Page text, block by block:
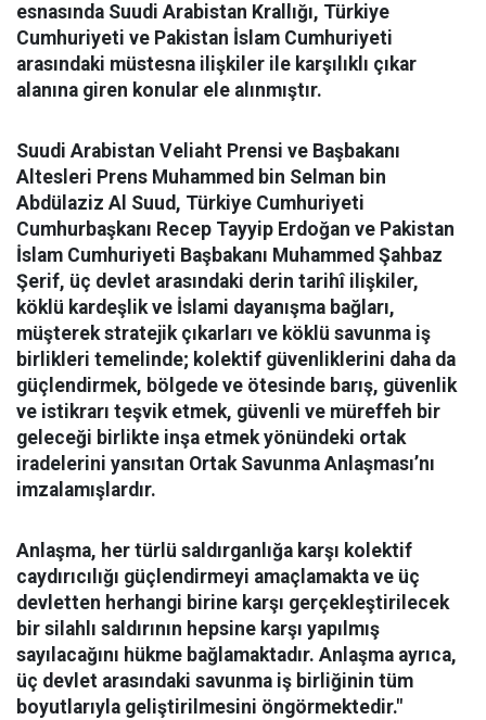
esnasında Suudi Arabistan Krallığı, Türkiye
Cumhuriyeti ve Pakistan İslam Cumhuriyeti
arasındaki müstesna ilişkiler ile karşılıklı çıkar
alanına giren konular ele alınmıştır.
Suudi Arabistan Veliaht Prensi ve Başbakanı
Altesleri Prens Muhammed bin Selman bin
Abdülaziz Al Suud, Türkiye Cumhuriyeti
Cumhurbaşkanı Recep Tayyip Erdoğan ve Pakistan
İslam Cumhuriyeti Başbakanı Muhammed Şahbaz
Şerif, üç devlet arasındaki derin tarihî ilişkiler,
köklü kardeşlik ve İslami dayanışma bağları,
müşterek stratejik çıkarları ve köklü savunma iş
birlikleri temelinde; kolektif güvenliklerini daha da
güçlendirmek, bölgede ve ötesinde barış, güvenlik
ve istikrarı teşvik etmek, güvenli ve müreffeh bir
geleceği birlikte inşa etmek yönündeki ortak
iradelerini yansıtan Ortak Savunma Anlaşması’nı
imzalamışlardır.
Anlaşma, her türlü saldırganlığa karşı kolektif
caydırıcılığı güçlendirmeyi amaçlamakta ve üç
devletten herhangi birine karşı gerçekleştirilecek
bir silahlı saldırının hepsine karşı yapılmış
sayılacağını hükme bağlamaktadır. Anlaşma ayrıca,
üç devlet arasındaki savunma iş birliğinin tüm
boyutlarıyla geliştirilmesini öngörmektedir."